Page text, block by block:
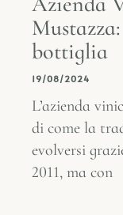
bottiglia
19/08/2024
L’azienda
di come la
evolversi
2011, ma con